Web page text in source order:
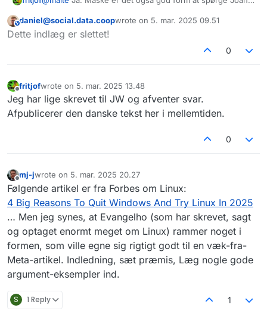
infrastruktur for digital værdighed. De skaber rum hvor
dine data ikke bliver udnyttet, hvor din opmærksomhed
ikke høstes, hvor dit udtryk ikke bliver tingsliggjort og
De vedligeholder kerneprincippet om at teknologi bør
udvide frihed snarere end begrænse den.
This user is from outside of this forum
daniel@social.data.coopwrote on 5. mar. 2025 09.51
sidst redigeret af
Dette indlæg er slettet!
0
Offline
fritjofwrote on 5. mar. 2025 13.48
sidst redigeret af
Jeg har lige skrevet til JW og afventer svar.
Afpublicerer den danske tekst her i mellemtiden.
0
Offline
mj-jwrote on 5. mar. 2025 20.27
sidst redigeret af
Følgende artikel er fra Forbes om Linux:
4 Big Reasons To Quit Windows And Try Linux In 2025
… Men jeg synes, at Evangelho (som har skrevet, sagt
og optaget enormt meget om Linux) rammer noget i
formen, som ville egne sig rigtigt godt til en væk-fra-
Meta-artikel. Indledning, sæt præmis, Læg nogle gode
argument-eksempler ind.
S 1 Reply 1